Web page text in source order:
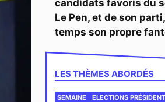
candidats favoris du
Le Pen, et de son
temps son propre
LES THÈMES ABORDÉS
SEMAINE
ELECTIONS